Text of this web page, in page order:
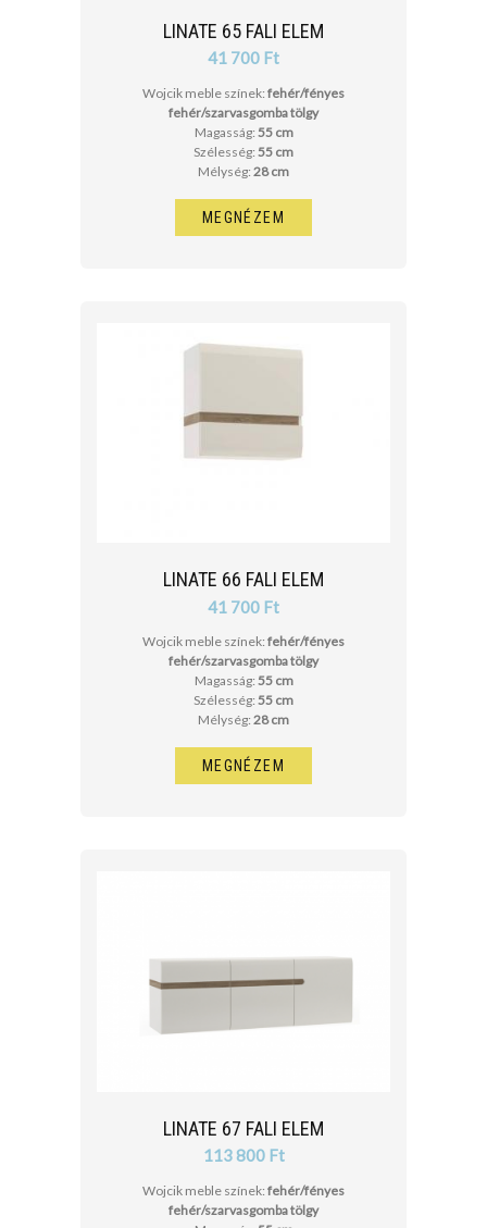
LINATE 65 FALI ELEM
41 700 Ft
Wojcik meble színek: fehér/fényes
fehér/szarvasgomba tölgy
Magasság: 55 cm
Szélesség: 55 cm
Mélység: 28 cm
MEGNÉZEM
LINATE 66 FALI ELEM
41 700 Ft
Wojcik meble színek: fehér/fényes
fehér/szarvasgomba tölgy
Magasság: 55 cm
Szélesség: 55 cm
Mélység: 28 cm
MEGNÉZEM
LINATE 67 FALI ELEM
113 800 Ft
Wojcik meble színek: fehér/fényes
fehér/szarvasgomba tölgy